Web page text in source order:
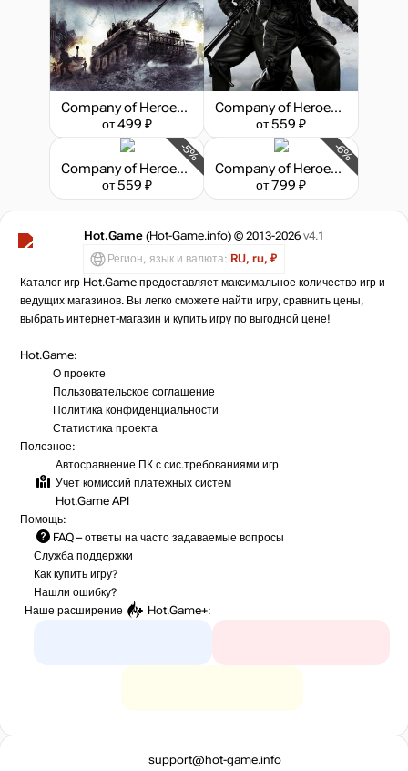
Company of Heroes: Tales of Valor
от 499 ₽
Company of Heroes 2: The Western Front Armies - US Forces
от 559 ₽
-5%
Company of Heroes 2 : The Western Front Armies - Oberkommando West
от 559 ₽
-6%
Company of Heroes 2 - The Western Front Armies
от 799 ₽
Hot.Game (Hot-Game.info) © 2013-2026 v4.1
Регион, язык и валюта: RU, ru, ₽
Каталог игр Hot.Game предоставляет максимальное количество игр и
ведущих магазинов. Вы легко сможете найти игру, сравнить цены,
выбрать интернет-магазин и купить игру по выгодной цене!
Hot.Game:
О проекте
Пользовательское соглашение
Политика конфиденциальности
Статистика проекта
Полезное:
Автосравнение ПК с сис.требованиями игр
Учет комиссий платежных систем
Hot.Game API
Помощь:
FAQ – ответы на часто задаваемые вопросы
Служба поддержки
Как купить игру?
Нашли ошибку?
Наше расширение
Hot.Game+:
support@hot-game.info